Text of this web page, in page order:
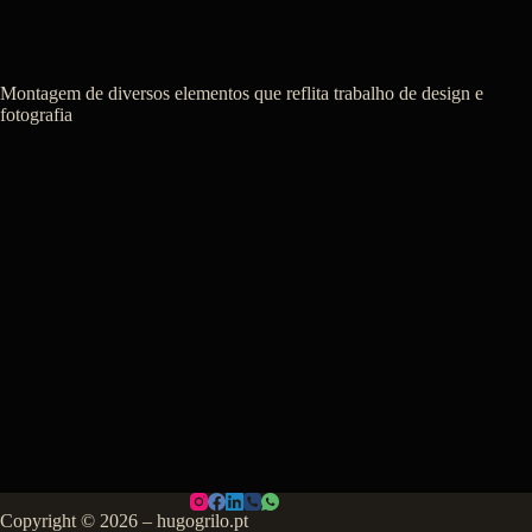
Montagem de diversos elementos que reflita trabalho de design e
fotografia
Copyright © 2026 – hugogrilo.pt